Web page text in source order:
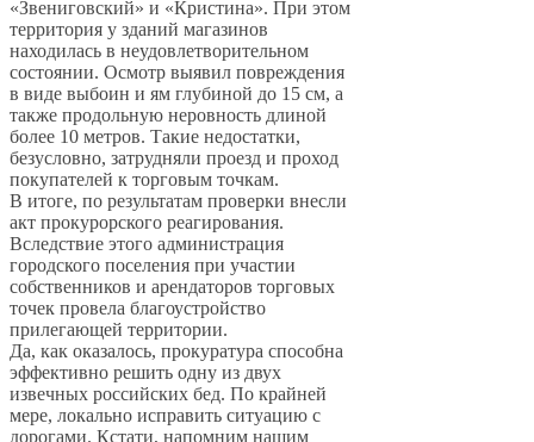
«Звениговский» и «Кристина». При этом
территория у зданий магазинов
находилась в неудовлетворительном
состоянии. Осмотр выявил повреждения
в виде выбоин и ям глубиной до 15 см, а
также продольную неровность длиной
более 10 метров. Такие недостатки,
безусловно, затрудняли проезд и проход
покупателей к торговым точкам.
В итоге, по результатам проверки внесли
акт прокурорского реагирования.
Вследствие этого администрация
городского поселения при участии
собственников и арендаторов торговых
точек провела благоустройство
прилегающей территории.
Да, как оказалось, прокуратура способна
эффективно решить одну из двух
извечных российских бед. По крайней
мере, локально исправить ситуацию с
дорогами. Кстати, напомним нашим